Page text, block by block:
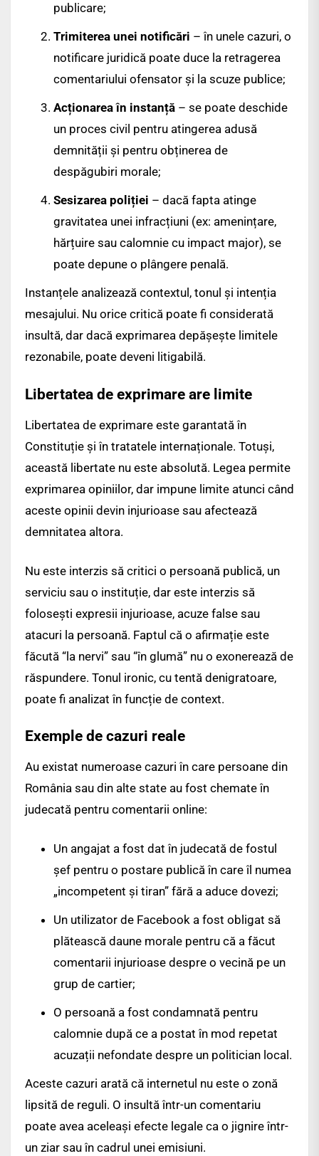
publicare;
Trimiterea unei notificări – în unele cazuri, o
notificare juridică poate duce la retragerea
comentariului ofensator și la scuze publice;
Acționarea în instanță – se poate deschide
un proces civil pentru atingerea adusă
demnității și pentru obținerea de
despăgubiri morale;
Sesizarea poliției – dacă fapta atinge
gravitatea unei infracțiuni (ex: amenințare,
hărțuire sau calomnie cu impact major), se
poate depune o plângere penală.
Instanțele analizează contextul, tonul și intenția
mesajului. Nu orice critică poate fi considerată
insultă, dar dacă exprimarea depășește limitele
rezonabile, poate deveni litigabilă.
Libertatea de exprimare are limite
Libertatea de exprimare este garantată în
Constituție și în tratatele internaționale. Totuși,
această libertate nu este absolută. Legea permite
exprimarea opiniilor, dar impune limite atunci când
aceste opinii devin injurioase sau afectează
demnitatea altora.
Nu este interzis să critici o persoană publică, un
serviciu sau o instituție, dar este interzis să
folosești expresii injurioase, acuze false sau
atacuri la persoană. Faptul că o afirmație este
făcută “la nervi” sau “în glumă” nu o exonerează de
răspundere. Tonul ironic, cu tentă denigratoare,
poate fi analizat în funcție de context.
Exemple de cazuri reale
Au existat numeroase cazuri în care persoane din
România sau din alte state au fost chemate în
judecată pentru comentarii online:
Un angajat a fost dat în judecată de fostul
șef pentru o postare publică în care îl numea
„incompetent și tiran” fără a aduce dovezi;
Un utilizator de Facebook a fost obligat să
plătească daune morale pentru că a făcut
comentarii injurioase despre o vecină pe un
grup de cartier;
O persoană a fost condamnată pentru
calomnie după ce a postat în mod repetat
acuzații nefondate despre un politician local.
Aceste cazuri arată că internetul nu este o zonă
lipsită de reguli. O insultă într-un comentariu
poate avea aceleași efecte legale ca o jignire într-
un ziar sau în cadrul unei emisiuni.